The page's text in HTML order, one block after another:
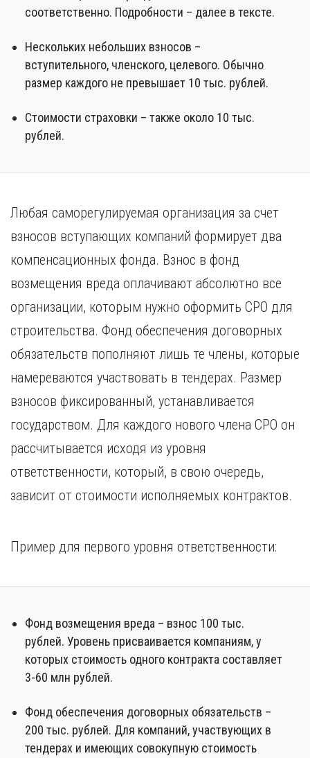
соответственно. Подробности – далее в тексте.
Нескольких небольших взносов –
вступительного, членского, целевого. Обычно
размер каждого не превышает 10 тыс. рублей.
Стоимости страховки – также около 10 тыс.
рублей.
Любая саморегулируемая организация за счет
взносов вступающих компаний формирует два
компенсационных фонда. Взнос в фонд
возмещения вреда оплачивают абсолютно все
организации, которым нужно оформить СРО для
строительства. Фонд обеспечения договорных
обязательств пополняют лишь те члены, которые
намереваются участвовать в тендерах. Размер
взносов фиксированный, устанавливается
государством. Для каждого нового члена СРО он
рассчитывается исходя из уровня
ответственности, который, в свою очередь,
зависит от стоимости исполняемых контрактов.
Пример для первого уровня ответственности:
Фонд возмещения вреда – взнос 100 тыс.
рублей. Уровень присваивается компаниям, у
которых стоимость одного контракта составляет
3-60 млн рублей.
Фонд обеспечения договорных обязательств –
200 тыс. рублей. Для компаний, участвующих в
тендерах и имеющих совокупную стоимость